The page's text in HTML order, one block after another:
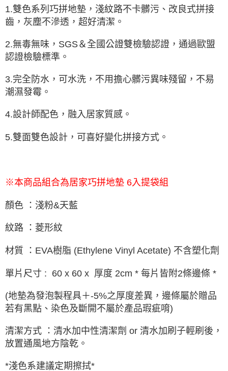
1.雙色系列巧拼地墊，淺紋路不卡髒污、改良式拼接
齒，灰塵不滲透，超好清潔。
2.無毒無味，SGS＆全國公證雙檢驗認證，通過歐盟
認證檢驗標準。
3.完全防水，可水洗，不用擔心髒污異味殘留，不易
潮濕發霉。
4.設計師配色，融入居家質感。
5.雙面雙色設計，可喜好變化拼接方式。
※本商品組合為居家巧拼地墊 6入提袋組
顏色 ：淺粉&天藍
紋路 ：菱形紋
材質 ：EVA樹脂 (Ethylene Vinyl Acetate) 不含塑化劑
單片尺寸 : 60 x 60 x 厚度 2cm * 每片皆附2條邊條 *
(地墊為發泡製程具＋-5%之厚度差異，邊條屬於贈品
若有黑點、染色及斷開不屬於產品瑕疵唷)
清潔方式 ：清水加中性清潔劑 or 清水加刷子輕刷後，
放置通風地方陰乾。
*淺色系建議定期擦拭*